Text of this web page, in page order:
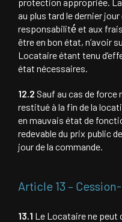
au plus tard le dernier
responsabilité́ et aux
être en bon état, n’avoir
Locataire étant tenu
état nécessaires.
12.2 Sauf au cas de force
restitué à la fin de la
en mauvais état de
redevable du prix public
jour de la commande.
Article 13 –
13.1 Le Locataire ne peut